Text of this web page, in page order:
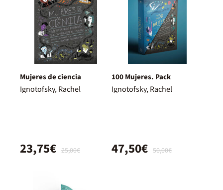
Mujeres de ciencia
Ignotofsky, Rachel
25,00€
23,75€
100 Mujeres. Pack
Ignotofsky, Rachel
50,00€
47,50€